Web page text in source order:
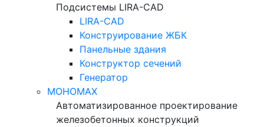
Подсистемы LIRA-CAD
LIRA-CAD
Конструирование ЖБК
Панельные здания
Конструктор сечений
Генератор
МОНОМАХ
Автоматизированное проектирование
железобетонных конструкций